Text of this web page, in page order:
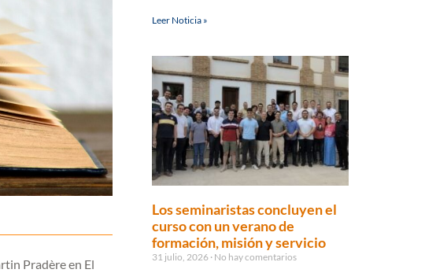
Pradère en El
Leer Noticia »
Los seminaristas concluyen el
curso con un verano de
formación, misión y servicio
31 julio, 2026 No hay comentarios